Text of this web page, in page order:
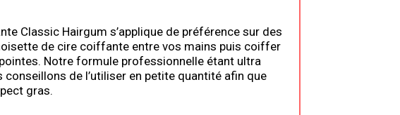
Classic Hairgum s’applique de préférence sur des
de cire coiffante entre vos mains puis coiffer
Notre formule professionnelle étant ultra
conseillons de l’utiliser en petite quantité afin que
gras.